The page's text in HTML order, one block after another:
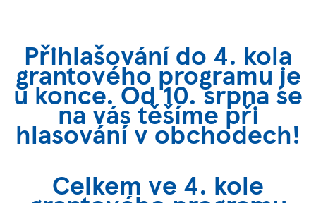
Přihlašování do 4. kola
grantového programu je
u konce. Od 10. srpna se
na vás těšíme při
hlasování v obchodech!
Celkem ve 4. kole